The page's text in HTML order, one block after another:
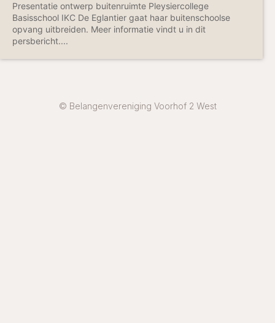
Presentatie ontwerp buitenruimte Pleysiercollege
Basisschool IKC De Eglantier gaat haar buitenschoolse
opvang uitbreiden. Meer informatie vindt u in dit
persbericht....
© Belangenvereniging Voorhof 2 West